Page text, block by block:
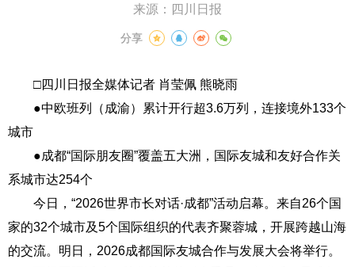
来源：四川日报
分享
□四川日报全媒体记者 肖莹佩 熊晓雨
●中欧班列（成渝）累计开行超3.6万列，连接境外133个
城市
●成都“国际朋友圈”覆盖五大洲，国际友城和友好合作关
系城市达254个
今日，“2026世界市长对话·成都”活动启幕。来自26个国
家的32个城市及5个国际组织的代表齐聚蓉城，开展跨越山海
的交流。明日，2026成都国际友城合作与发展大会将举行。